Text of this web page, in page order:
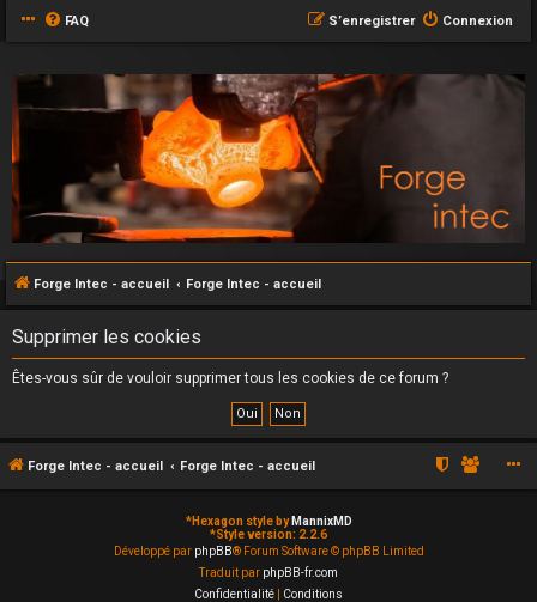
FAQ Connexion
S’enregistrer
Forge Intec - accueil Forge Intec - accueil
Supprimer les cookies
Êtes-vous sûr de vouloir supprimer tous les cookies de ce forum ?
Forge Intec - accueil Forge Intec - accueil
*Hexagon style by MannixMD
*Style version: 2.2.6
Développé par phpBB® Forum Software © phpBB Limited
Traduit par phpBB-fr.com
Confidentialité
Conditions